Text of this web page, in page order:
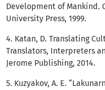
Development of Mankind.
University Press, 1999.
4. Katan, D. Translating
Translators, Interpreters
Jerome Publishing, 2014.
5. Kuzyakov, A. E.